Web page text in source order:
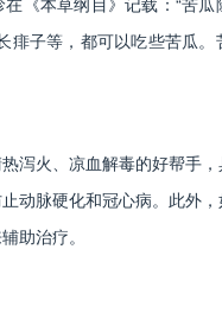
痱子等，都可以吃些苦瓜。
泻火、凉血解毒的好帮手
动脉硬化和冠心病。此外，
助治疗。